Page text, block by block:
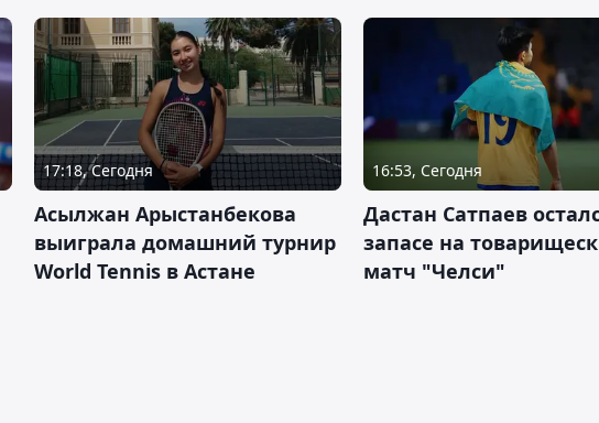
17:18, Сегодня
Асылжан Арыстанбекова
выиграла домашний турнир
World Tennis в Астане
16:53, Сегодня
Дастан Сатпаев
запасе на
матч "Челси"